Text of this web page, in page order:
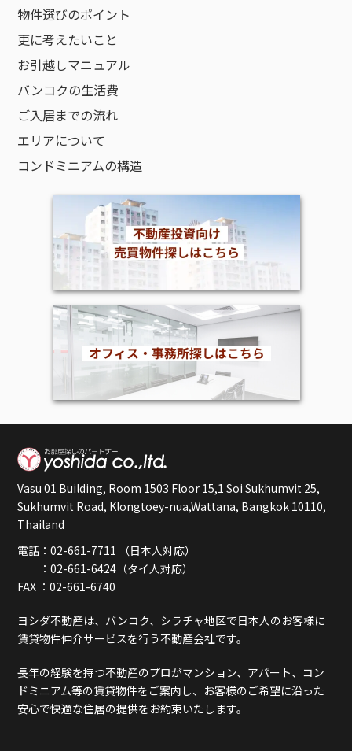
物件選びのポイント
更に考えたいこと
お引越しマニュアル
バンコクの生活費
ご入居までの流れ
エリアについて
コンドミニアムの構造
Vasu 01 Building, Room 1503 Floor 15,1 Soi Sukhumvit 25,
Sukhumvit Road, Klongtoey-nua,Wattana, Bangkok 10110,
Thailand
電話：02-661-7711 （日本人対応）
：02-661-6424（タイ人対応）
FAX ：02-661-6740
ヨシダ不動産は、バンコク、シラチャ地区で日本人のお客様に
賃貸物件仲介サービスを行う不動産会社です。
長年の経験を持つ不動産のプロがマンション、アパート、コン
ドミニアム等の賃貸物件をご案内し、お客様のご希望に沿った
安心で快適な住居の提供をお約束いたします。